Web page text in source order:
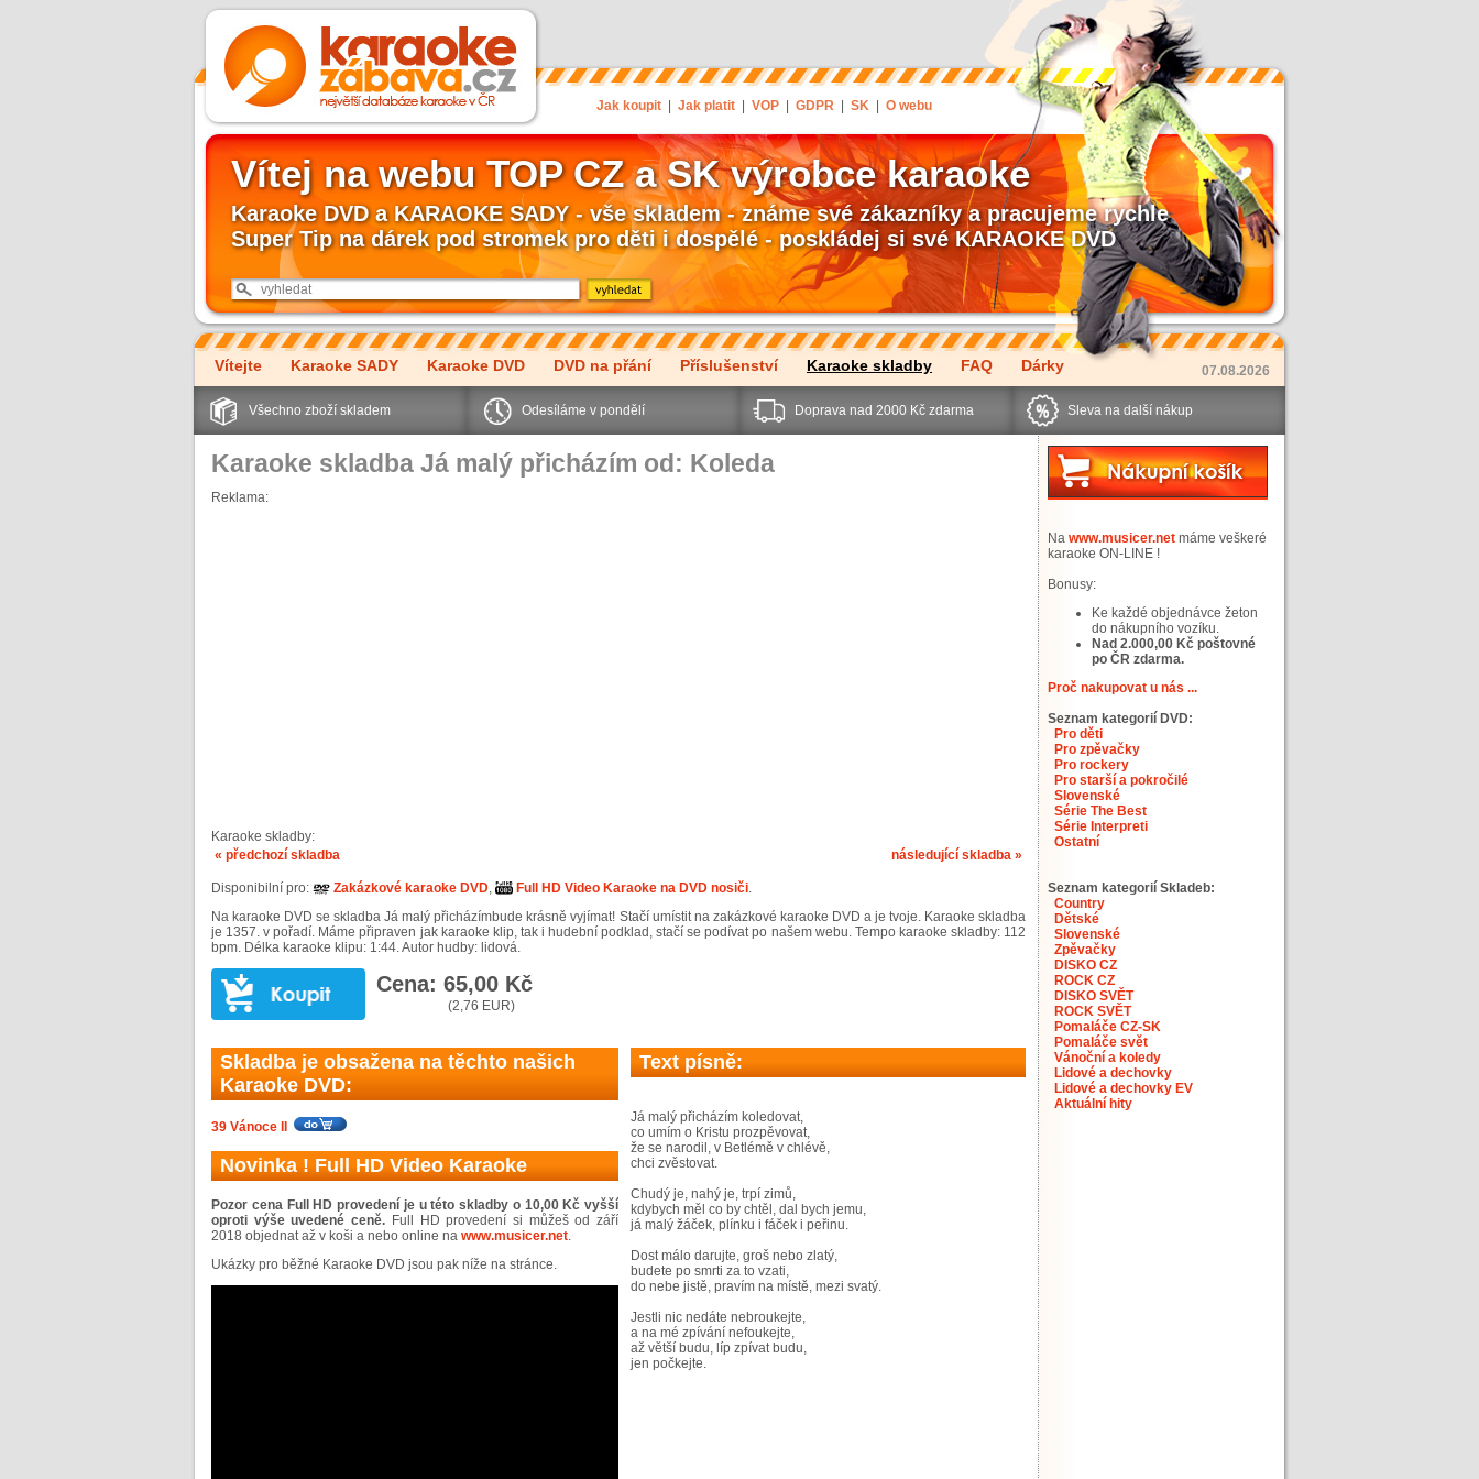
Jak koupit Jak platit VOP GDPR SK O webu
Vítej na webu TOP CZ a SK výrobce karaoke
Karaoke DVD a KARAOKE SADY - vše skladem - známe své zákazníky a pracujeme rychle
Super Tip na dárek pod stromek pro děti i dospělé - poskládej si své KARAOKE DVD
Vítejte Karaoke SADY Karaoke DVD DVD na přání Příslušenství Karaoke skladby FAQ Dárky 07.08.2026
Všechno zboží skladem Odesíláme v pondělí Doprava nad 2000 Kč zdarma Sleva na další nákup
Karaoke skladba Já malý přicházím od: Koleda
Reklama:
Karaoke skladby:
« předchozí skladba
následující skladba »
Disponibilní pro: Zakázkové karaoke DVD, Full HD Video Karaoke na DVD nosiči.
Na karaoke DVD se skladba Já malý přicházímbude krásně vyjímat! Stačí umístit na zakázkové karaoke DVD a je tvoje. Karaoke skladba
je 1357. v pořadí. Máme připraven jak karaoke klip, tak i hudební podklad, stačí se podívat po našem webu. Tempo karaoke skladby: 112
bpm. Délka karaoke klipu: 1:44. Autor hudby: lidová.
Cena: 65,00 Kč
(2,76 EUR)
Skladba je obsažena na těchto našich
Karaoke DVD:
39 Vánoce II
Novinka ! Full HD Video Karaoke
Pozor cena Full HD provedení je u této skladby o 10,00 Kč vyšší
oproti výše uvedené ceně. Full HD provedení si můžeš od září
2018 objednat až v koši a nebo online na www.musicer.net
Ukázky pro běžné Karaoke DVD jsou pak níže na stránce.
Text písně:
Já malý přicházím koledovat,
co umím o Kristu prozpěvovat,
že se narodil, v Betlémě v chlévě,
chci zvěstovat.
Chudý je, nahý je, trpí zimů,
kdybych měl co by chtěl, dal bych jemu,
já malý žáček, plínku i fáček i peřinu.
Dost málo darujte, groš nebo zlatý,
budete po smrti za to vzati,
do nebe jistě, pravím na místě, mezi svatý.
Jestli nic nedáte nebroukejte,
a na mé zpívání nefoukejte,
až větší budu, líp zpívat budu,
jen počkejte.
Na www.musicer.net máme veškeré
karaoke ON-LINE !
Bonusy:
Ke každé objednávce žeton
do nákupního vozíku.
Nad 2.000,00 Kč poštovné
po ČR zdarma.
Proč nakupovat u nás ...
Seznam kategorií DVD:
Pro děti
Pro zpěvačky
Pro rockery
Pro starší a pokročilé
Slovenské
Série The Best
Série Interpreti
Ostatní
Seznam kategorií Skladeb:
Country
Dětské
Slovenské
Zpěvačky
DISKO CZ
ROCK CZ
DISKO SVĚT
ROCK SVĚT
Pomaláče CZ-SK
Pomaláče svět
Vánoční a koledy
Lidové a dechovky
Lidové a dechovky EV
Aktuální hity